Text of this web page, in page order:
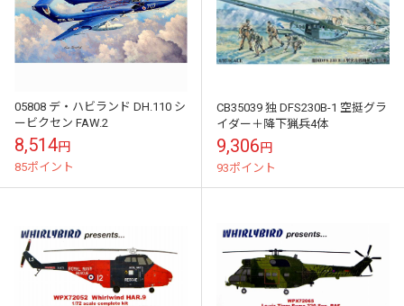
05808 デ・ハビランド DH.110 シ
ービクセン FAW.2
8,514円
85ポイント
CB35039 独 DFS230B-1 空挺グラ
イダー＋降下猟兵4体
9,306円
93ポイント